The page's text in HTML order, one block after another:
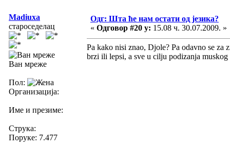
Madiuxa
староседелац
Ван мреже
Пол:
Организација:
Име и презиме:
Струка:
Поруке: 7.477
Одг: Шта ће нам остати од језика?
« Одговор #20 у: 15.08 ч. 30.07.2009. »
Pa kako nisi znao, Djole? Pa odavno se
brzi ili lepsi, a sve u cilju podizanja